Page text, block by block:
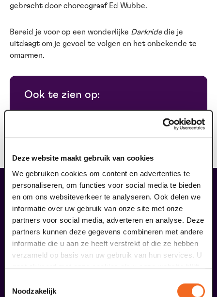
Deze website maakt gebruik van cookies
We gebruiken cookies om content en advertenties te
personaliseren, om functies voor social media te bieden
en om ons websiteverkeer te analyseren. Ook delen we
informatie over uw gebruik van onze site met onze
partners voor social media, adverteren en analyse. Deze
partners kunnen deze gegevens combineren met andere
informatie die u aan ze heeft verstrekt of die ze hebben
verzameld op basis van uw gebruik van hun services. U
gaat akkoord met onze cookies als u onze website blijft
Noodzakelijk
gebracht door choreograaf Ed Wubbe.
Bereid je voor op een wonderlijke Darkridedie je
uitdaagt om je gevoel te volgen en het onbekende te
omarmen.
Ook te zien op:
20.15 uur
maak jouw bezoek compleet